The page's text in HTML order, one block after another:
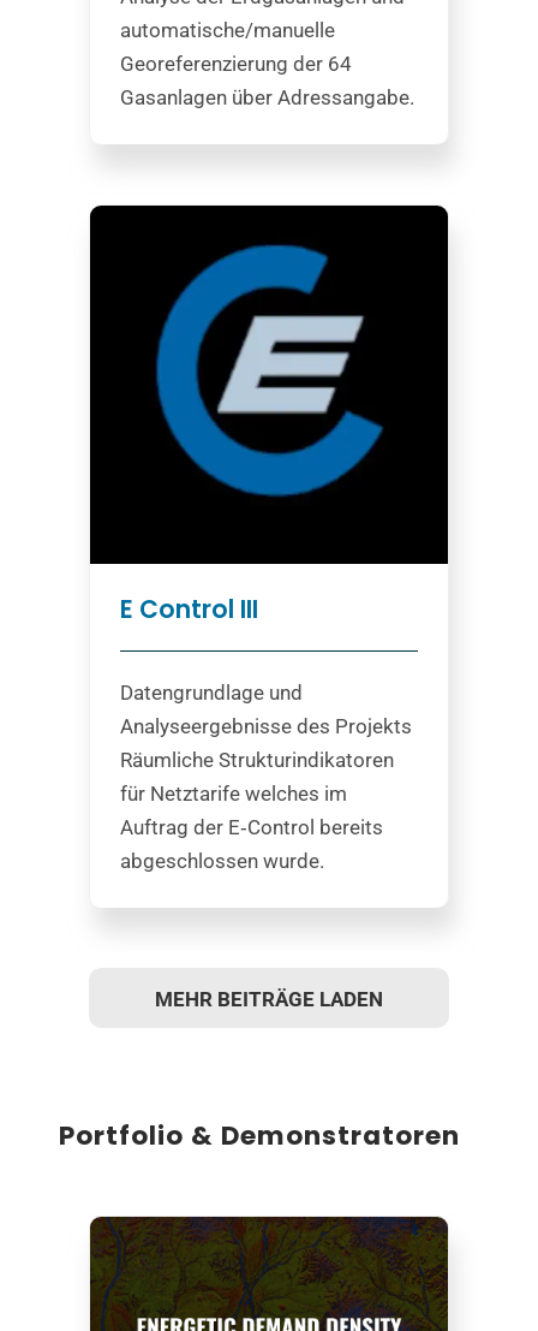
automatische/manuelle
Georeferenzierung der 64
Gasanlagen über Adressangabe.
E Control III
Datengrundlage und
Analyseergebnisse des Projekts
Räumliche Strukturindikatoren
für Netztarife welches im
Auftrag der E‐Control bereits
abgeschlossen wurde.
MEHR BEITRÄGE LADEN
Portfolio & Demonstratoren